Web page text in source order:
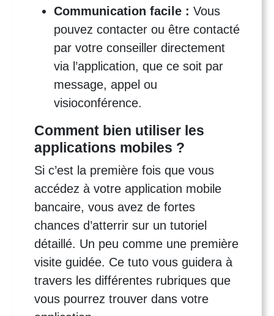
Communication facile : Vous
pouvez contacter ou être contacté
par votre conseiller directement
via l’application, que ce soit par
message, appel ou
visioconférence.
Comment bien utiliser les
applications mobiles ?
Si c’est la première fois que vous
accédez à votre application mobile
bancaire, vous avez de fortes
chances d’atterrir sur un tutoriel
détaillé. Un peu comme une première
visite guidée. Ce tuto vous guidera à
travers les différentes rubriques que
vous pourrez trouver dans votre